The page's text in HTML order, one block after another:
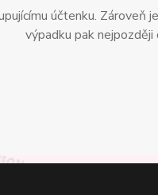
účtenku.
výpadku pak nejpozději